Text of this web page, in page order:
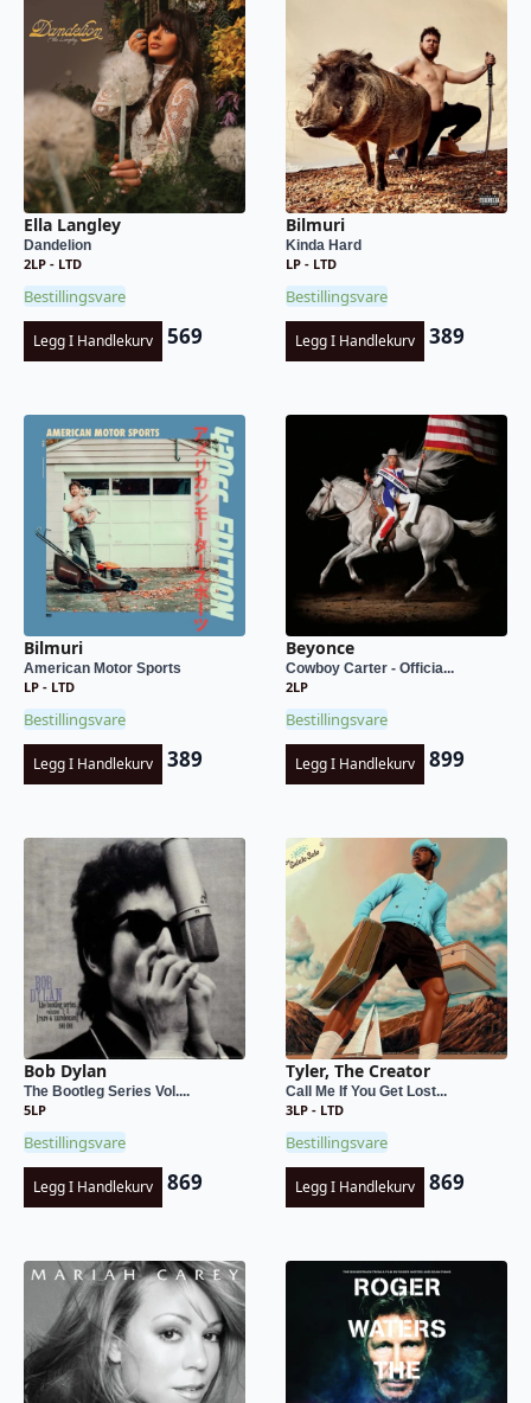
Ella Langley
Dandelion
2LP - LTD
Bestillingsvare
Legg I Handlekurv 569
Bilmuri
Kinda Hard
LP - LTD
Bestillingsvare
Legg I Handlekurv 389
Bilmuri
American Motor Sports
LP - LTD
Bestillingsvare
Legg I Handlekurv 389
Beyonce
Cowboy Carter - Officia...
2LP
Bestillingsvare
Legg I Handlekurv 899
Bob Dylan
The Bootleg Series Vol....
5LP
Bestillingsvare
Legg I Handlekurv 869
Tyler, The Creator
Call Me If You Get Lost...
3LP - LTD
Bestillingsvare
Legg I Handlekurv 869